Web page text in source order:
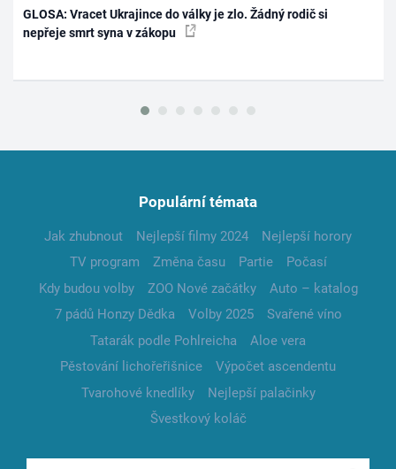
GLOSA: Vracet Ukrajince do války je zlo. Žádný rodič si
nepřeje smrt syna v zákopu
Populární témata
Jak zhubnout Nejlepší filmy 2024
Nejlepší horory
TV program
Změna času Partie
Počasí
Kdy budou volby
ZOO Nové začátky
Auto – katalog
7 pádů Honzy Dědka
Volby 2025
Svařené víno
Tatarák podle Pohlreicha
Aloe vera
Pěstování lichořeřišnice
Výpočet ascendentu
Tvarohové knedlíky
Nejlepší palačinky
Švestkový koláč